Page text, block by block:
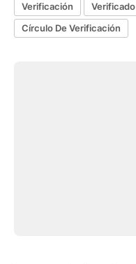
Verificación
Verificado
Círculo De Verificación